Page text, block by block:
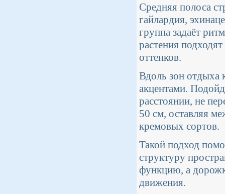
Средняя полоса
гайлардия,
группа задаёт
растения
оттенков.
Вдоль зон отдыха
акцентами.
расстоянии, не
50 см, оставляя
кремовых сортов.
Такой подход
структуру
функцию, а
движения.